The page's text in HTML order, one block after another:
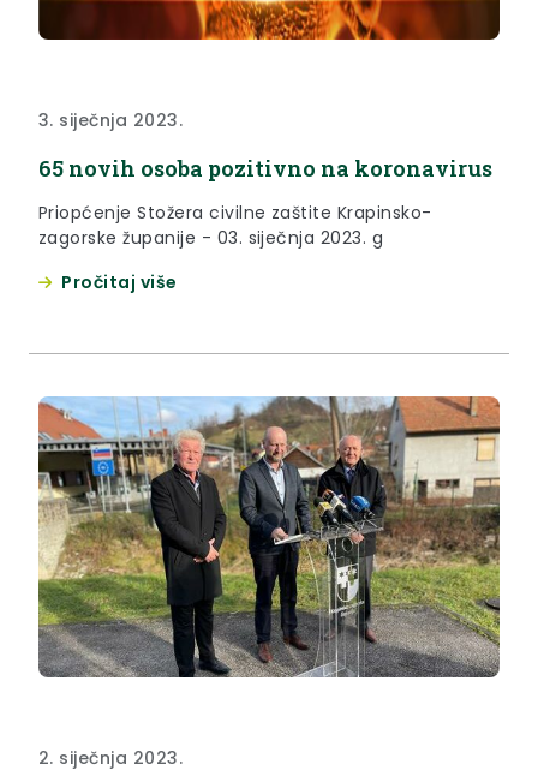
3. siječnja 2023.
65 novih osoba pozitivno na koronavirus
Priopćenje Stožera civilne zaštite Krapinsko-
zagorske županije - 03. siječnja 2023. g
Pročitaj više
2. siječnja 2023.